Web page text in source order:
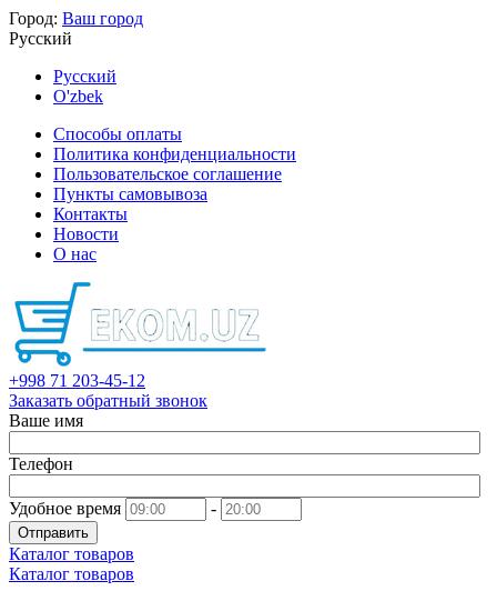
Город: Ваш город
Русский
Русский
O'zbek
Способы оплаты
Политика конфиденциальности
Пользовательское соглашение
Пункты самовывоза
Контакты
Новости
О нас
+998 71 203-45-12
Заказать обратный звонок
Ваше имя
Телефон
Удобное время -
Отправить
Каталог товаров
Каталог товаров